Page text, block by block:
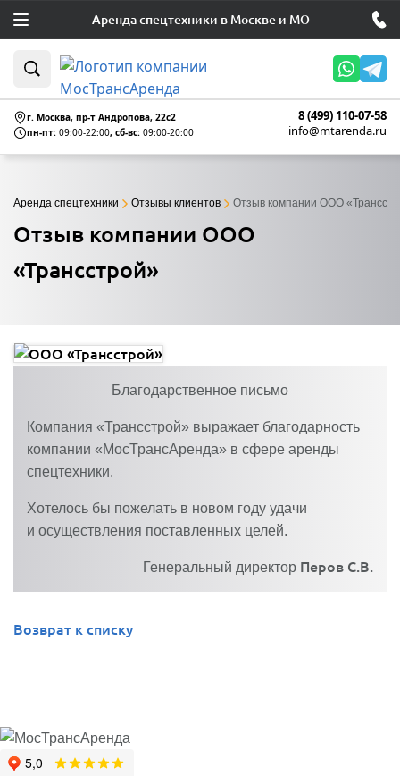
Аренда спецтехники в Москве и МО
г. Москва, пр-т Андропова, 22c2
пн-пт: 09:00-22:00, сб-вс: 09:00-20:00
8 (499) 110-07-58
info@mtarenda.ru
Отзыв компании ООО
«Трансстрой»
Аренда спецтехники Отзывы клиентов Отзыв компании ООО
Благодарственное письмо
Компания «Трансстрой» выражает благодарность
компании «МосТрансАренда» в сфере аренды
спецтехники.
Хотелось бы пожелать в новом году удачи
и осуществления поставленных целей.
Генеральный директор Перов С.В.
Возврат к списку